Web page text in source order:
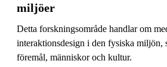
miljöer
Detta forskningsområde handlar om
interaktionsdesign i den fysiska miljön,
föremål, människor och kultur.